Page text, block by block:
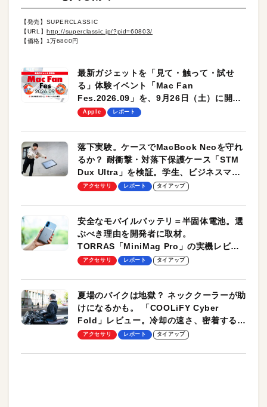
【発売】SUPERCLASSIC
【URL】http://superclassic.jp/?pid=60803/
【価格】1万6800円
最新ガジェットを「見て・触って・試せ
る」体験イベント「Mac Fan
Fes.2026.09」を、9月26日（土）に開催
します！
Apple レポート
落下実験。ケースでMacBook Neoを守れ
るか？ 耐衝撃・対落下保護ケース「STM
Dux Ultra」を検証。学生、ビジネスマン
のモバイルユースに最適！
アクセサリ レポート タイアップ
安全なモバイルバッテリ＝半固体電池。選
ぶべき理由を開発者に取材。
TORRAS「MiniMag Pro」の実機レビュ
ーも
アクセサリ レポート タイアップ
夏場のバイクは地獄？ ネッククーラーが助
けになるかも。 「COOLiFY Cyber
Fold」レビュー。冷却の速さ、密着する冷
却プレート、シンプルな操作性がグッド！
アクセサリ レポート タイアップ